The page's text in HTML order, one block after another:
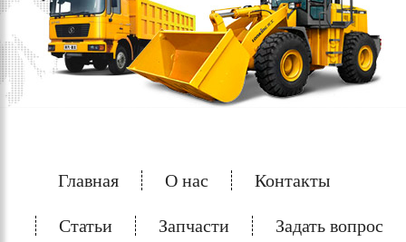
Главная О нас Контакты
Статьи Запчасти Задать вопрос